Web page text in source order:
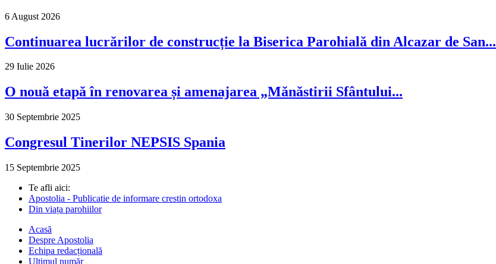
6 August 2026
Continuarea lucrărilor de construcție la Biserica Parohială din Alcazar de San...
29 Iulie 2026
O nouă etapă în renovarea și amenajarea „Mănăstirii Sfântului...
30 Septembrie 2025
Congresul Tinerilor NEPSIS Spania
15 Septembrie 2025
Te afli aici:
Apostolia - Publicatie de informare crestin ortodoxa
Din viața parohiilor
Acasă
Despre Apostolia
Echipa redacțională
Ultimul număr